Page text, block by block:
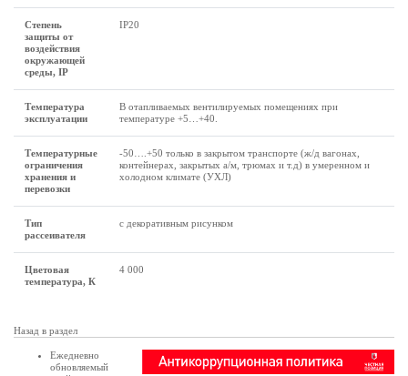
Степень
защиты от
воздействия
окружающей
среды, IP
IP20
Температура
эксплуатации
В отапливаемых вентилируемых помещениях при
температуре +5…+40.
Температурные
ограничения
хранения и
перевозки
-50….+50 только в закрытом транспорте (ж/д вагонах,
контейнерах, закрытых а/м, трюмах и т.д) в умеренном и
холодном климате (УХЛ)
Тип
рассеивателя
с декоративным рисунком
Цветовая
температура, К
4 000
Назад в раздел
Ежедневно
обновляемый